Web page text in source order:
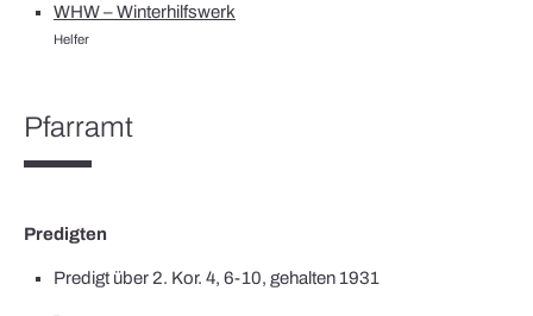
WHW – Winterhilfswerk
Helfer
Pfarramt
Predigten
Predigt über 2. Kor. 4, 6-10, gehalten 1931